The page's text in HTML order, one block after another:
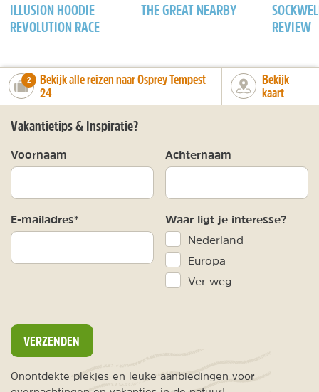
ILLUSION HOODIE
REVOLUTION RACE
THE GREAT NEARBY
REVIEW
number_of_trips:
2
Bekijk alle reizen naar Osprey Tempest
24
Bekijk
kaart
Vakantietips & Inspiratie?
Voornaam Achternaam
E-mailadres* Waar ligt je interesse?
Nederland
Europa
Ver weg
VERZENDEN
Onontdekte plekjes en leuke aanbiedingen voor